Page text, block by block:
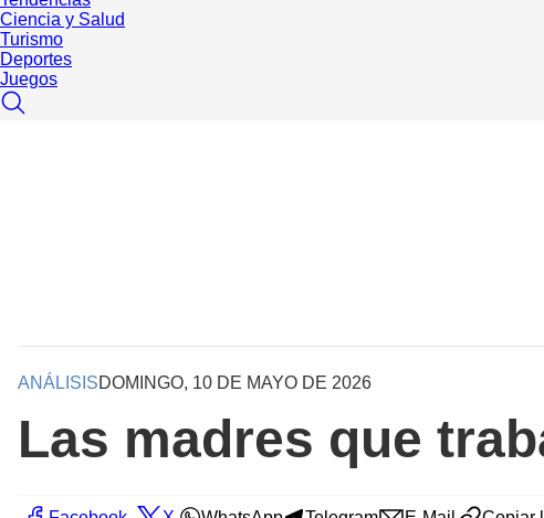
Ciencia y Salud
Turismo
Deportes
Juegos
ANÁLISISDOMINGO, 10 DE MAYO DE 2026
Las madres que